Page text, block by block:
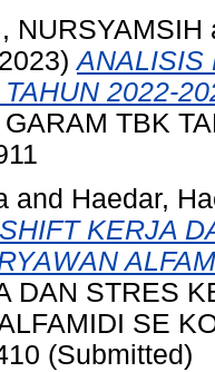
NURSYAMSIH
ANALISIS
2022-
TBK
and Haedar,
KERJA
DAN STRES
SE
(Submitted)